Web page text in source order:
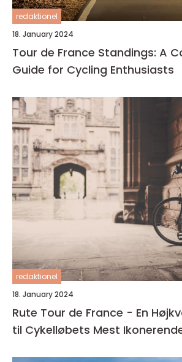
redaktionel
18. January 2024
Tour de France Standings: A
Guide for Cycling Enthusiasts
redaktionel
18. January 2024
Rute Tour de France - En
til Cykelløbets Mest